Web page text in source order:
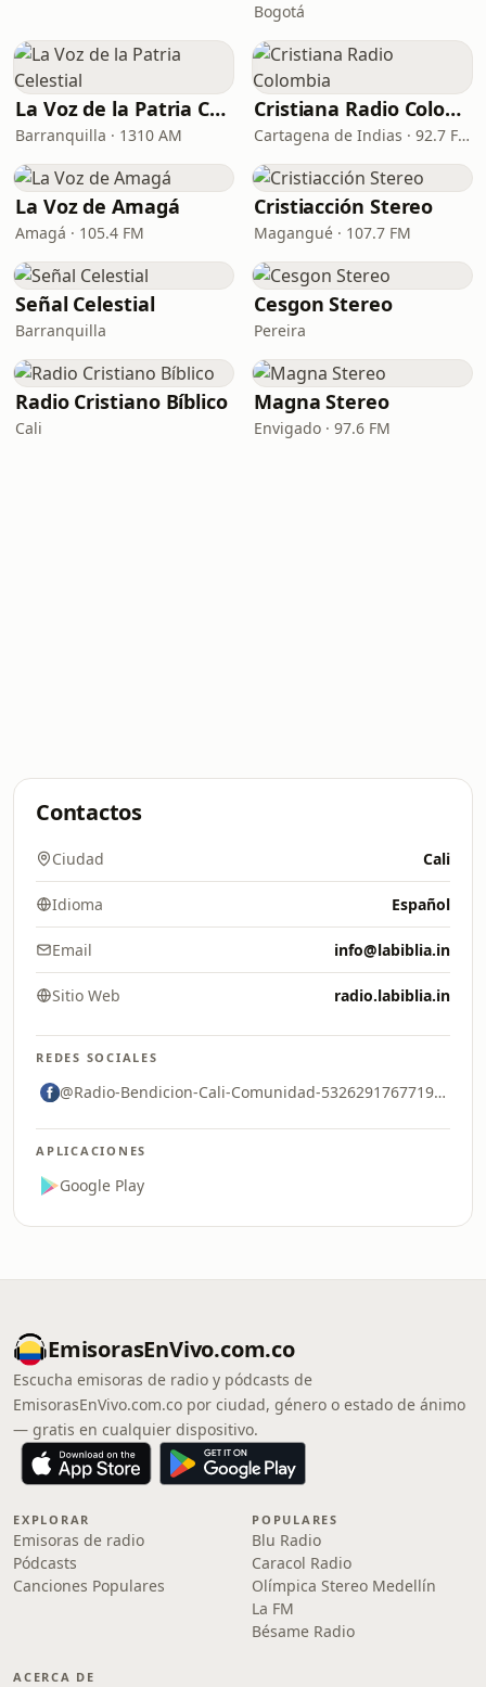
Bogotá
La Voz de la Patria Celestial
Barranquilla · 1310 AM
Cristiana Radio Colombia
Cartagena de Indias · 92.7 FM
La Voz de Amagá
Amagá · 105.4 FM
Cristiacción Stereo
Magangué · 107.7 FM
Señal Celestial
Barranquilla
Cesgon Stereo
Pereira
Radio Cristiano Bíblico
Cali
Magna Stereo
Envigado · 97.6 FM
Contactos
Ciudad Cali
Idioma Español
Email info@labiblia.in
Sitio Web radio.labiblia.in
REDES SOCIALES
@Radio-Bendicion-Cali-Comunidad-532629176771933
APLICACIONES
Google Play
EmisorasEnVivo.com.co
Escucha emisoras de radio y pódcasts de
EmisorasEnVivo.com.co por ciudad, género o estado de ánimo
— gratis en cualquier dispositivo.
EXPLORAR
Emisoras de radio
Pódcasts
Canciones Populares
POPULARES
Blu Radio
Caracol Radio
Olímpica Stereo Medellín
La FM
Bésame Radio
ACERCA DE